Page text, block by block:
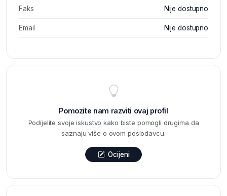
Faks Nije dostupno
Email Nije dostupno
Pomozite nam razviti ovaj profil
Podijelite svoje iskustvo kako biste pomogli drugima da
saznaju više o ovom poslodavcu.
Ocijeni